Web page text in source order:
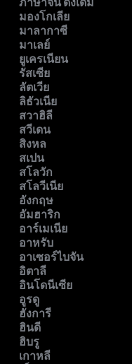
มองโกเลีย
มาลากาซี
มาเลย์
ยูเครเนียน
รัสเซีย
ลัตเวีย
ลิธัวเนีย
สวาฮิลี
สวีเดน
สิงหล
สเปน
สโลวัก
สโลวีเนีย
อังกฤษ
อัมฮาริก
อาร์เมเนีย
อาหรับ
อาเซอร์ไบจัน
อิตาลี
อินโดนีเซีย
อูรดู
ฮังการี
ฮินดี
ฮิบรู
เกาหลี